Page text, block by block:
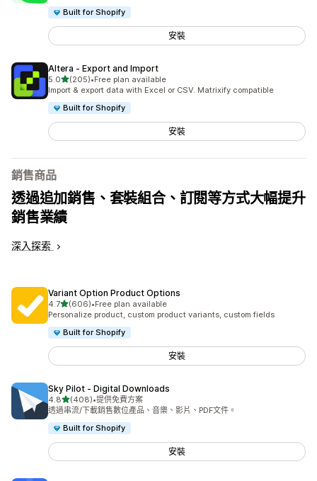
Built for Shopify
安裝
Altera ‑ Export and Import
5.0滿分 5 顆星
(205)
共有 205 則評價
•Free plan available
Import & export data with Excel or CSV. Matrixify compatible
Built for Shopify
安裝
銷售商品
透過追加銷售、套裝組合、訂閱等方式大幅提升
銷售業績
深入探索
Variant Option Product Options
4.7滿分 5 顆星
(606)
共有 606 則評價
•Free plan available
Personalize product, custom product variants, custom fields
Built for Shopify
安裝
Sky Pilot ‑ Digital Downloads
4.8滿分 5 顆星
(408)
共有 408 則評價
•提供免費方案
透過串流/下載銷售數位產品、音樂、影片、PDF文件。
Built for Shopify
安裝